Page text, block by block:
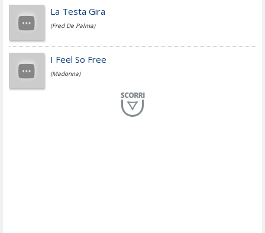
Fedez
Simone Cristicchi
La Testa Gira
(Fred De Palma)
I Feel So Free
(Madonna)